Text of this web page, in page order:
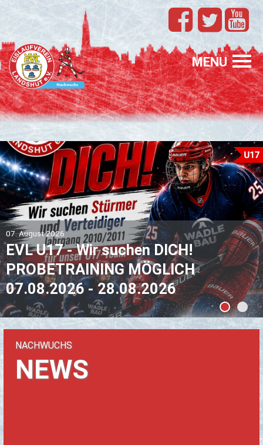
MENU
TEAMS
EVL
SPONSORING
FÖRDERUNG
PROFIS
GASTELTERN
GESUCHT
07. August 2026
EVL U17 - Wir su­chen DICH!
PROBETRAINING MÖGLICH
07.08.2026 - 28.08.2026
NACH­WUCHS
NEWS